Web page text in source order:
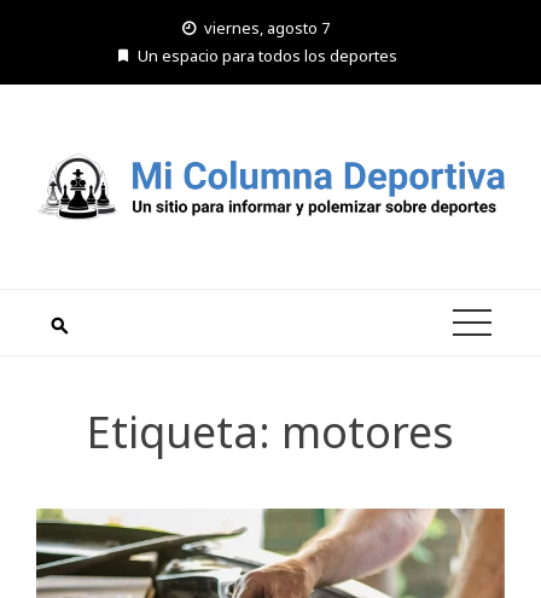
viernes, agosto 7
Un espacio para todos los deportes
Etiqueta: motores